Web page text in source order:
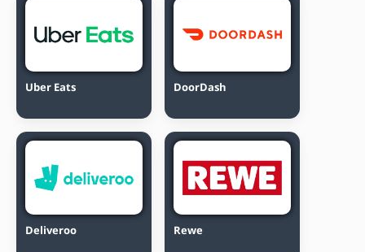
Uber Eats DoorDash
Deliveroo Rewe